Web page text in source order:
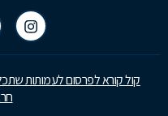
קול קורא לפרסום לעמותות